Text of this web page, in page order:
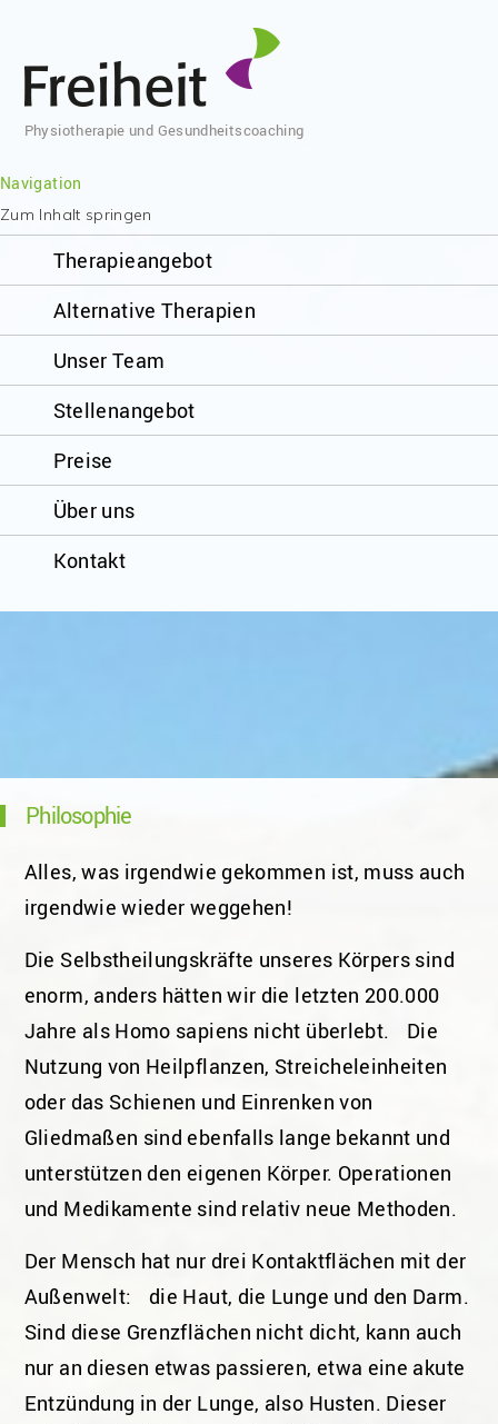
Physiotherapie und Gesundheitscoaching
Navigation
Zum Inhalt springen
Therapieangebot
Alternative Therapien
Unser Team
Stellenangebot
Preise
Über uns
Kontakt
Philosophie
Alles, was irgendwie gekommen ist, muss auch
irgendwie wieder weggehen!
Die Selbstheilungskräfte unseres Körpers sind
enorm, anders hätten wir die letzten 200.000
Jahre als Homo sapiens nicht überlebt. Die
Nutzung von Heilpflanzen, Streicheleinheiten
oder das Schienen und Einrenken von
Gliedmaßen sind ebenfalls lange bekannt und
unterstützen den eigenen Körper. Operationen
und Medikamente sind relativ neue Methoden.
Der Mensch hat nur drei Kontaktflächen mit der
Außenwelt: die Haut, die Lunge und den Darm.
Sind diese Grenzflächen nicht dicht, kann auch
nur an diesen etwas passieren, etwa eine akute
Entzündung in der Lunge, also Husten. Dieser